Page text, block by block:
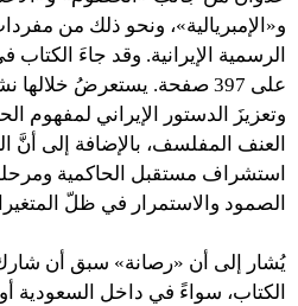
و«الإمبريالية»، ونحو ذلك من
الرسمية الإيرانية. وقد جاءَ
على 397 صفحة. يستعرضُ
وتعزيزَ الدستور الإيراني لمفهوم
العنف المفلسف، بالإضافة إلى أنَّ
استشراف مستقبل الحاكمية
الصمود والاستمرار في ظلّ
يُشار إلى أن «رصانة» سبق أن
الكتاب، سواءً في داخل السعودية